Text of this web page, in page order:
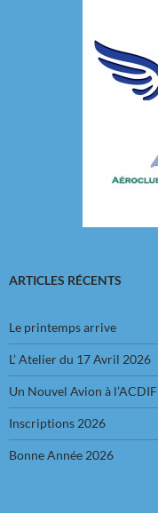
ARTICLES RÉCENTS
Le printemps arrive
L’ Atelier du 17 Avril 2026
Un Nouvel Avion à l’ACDIF
Inscriptions 2026
Bonne Année 2026